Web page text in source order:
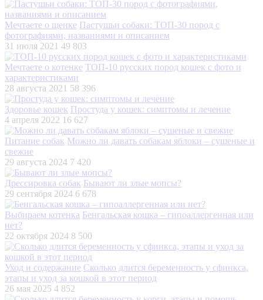
Мечтаете о щенке Пастушьи собаки: ТОП-30 пород с
фотографиями, названиями и описанием
31 июля 2021 49 803
Мечтаете о котенке ТОП-10 русских пород кошек с фото и
характеристиками
28 августа 2021 58 396
Здоровье кошек Простуда у кошек: симптомы и лечение
4 апреля 2022 16 627
Питание собак Можно ли давать собакам яблоки – сушеные и
свежие
29 августа 2024 7 420
Дрессировка собак Бывают ли злые мопсы?
29 сентября 2024 6 678
Выбираем котенка Бенгальская кошка – гипоаллергенная или
нет?
22 октября 2024 8 500
Уход и содержание Сколько длится беременность у сфинкса,
этапы и уход за кошкой в этот период
26 мая 2025 4 852